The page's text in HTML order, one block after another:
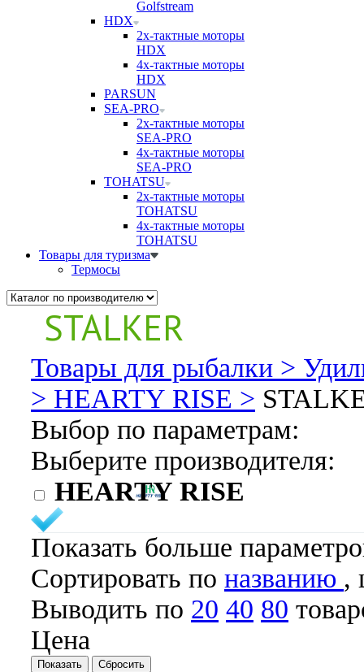
Golfstream
HDX
2х-тактные моторы
HDX
4х-тактные моторы
HDX
PARSUN
SEA-PRO
2х-тактные моторы
SEA-PRO
4х-тактные моторы
SEA-PRO
TOHATSU
2х-тактные моторы
TOHATSU
4х-тактные моторы
TOHATSU
Товары для туризма
Термосы
STALKER
Товары для рыбалки >
> HEARTY RISE >
Выбор по параметрам:
Выберите производителя:
HEARTY RISE
Показать больше
Cортировать по названию ,
Выводить по 20 40 80
Цена